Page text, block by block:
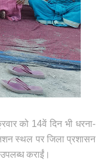
को 14वें दिन भी धरना-
स्थल पर जिला प्रशासन
कराईं।